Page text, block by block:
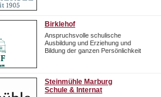
Birklehof
Anspruchsvolle schulische
Ausbildung und Erziehung und
Bildung der ganzen Persönlichkeit
Steinmühle Marburg
Schule & Internat